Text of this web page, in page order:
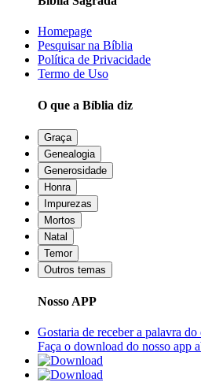
Homepage
Pesquisar na Bíblia
Política de Privacidade
Termo de Uso
O que a Bíblia diz
Graça
Genealogia
Generosidade
Honra
Impurezas
Mortos
Natal
Temor
Outros temas
Nosso APP
Gostaria de receber a palavra
Faça o download do nosso app